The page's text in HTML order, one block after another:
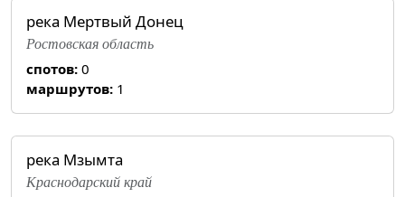
река Мертвый Донец
Ростовская область
спотов: 0
маршрутов: 1
река Мзымта
Краснодарский край